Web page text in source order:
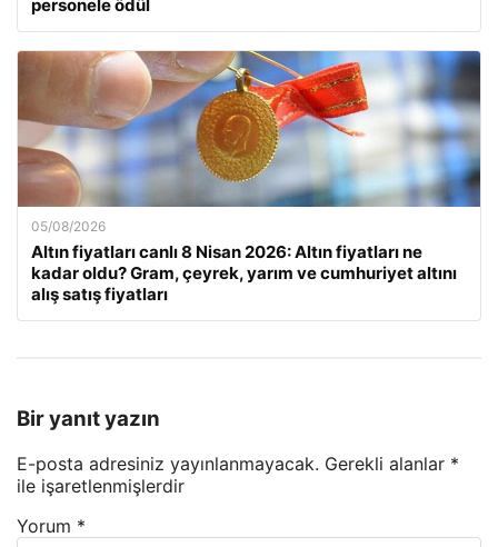
personele ödül
05/08/2026
Altın fiyatları canlı 8 Nisan 2026: Altın fiyatları ne
kadar oldu? Gram, çeyrek, yarım ve cumhuriyet altını
alış satış fiyatları
Bir yanıt yazın
E-posta adresiniz yayınlanmayacak. Gerekli alanlar *
ile işaretlenmişlerdir
Yorum *